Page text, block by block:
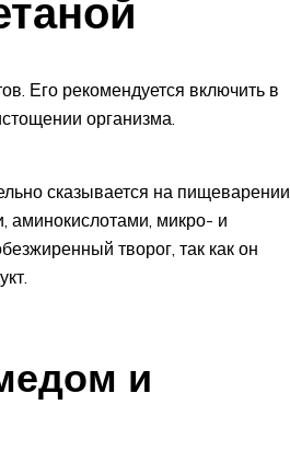
Его рекомендуется включить в
организма.
сказывается на пищеварении
аминокислотами, микро- и
творог, так как он
и